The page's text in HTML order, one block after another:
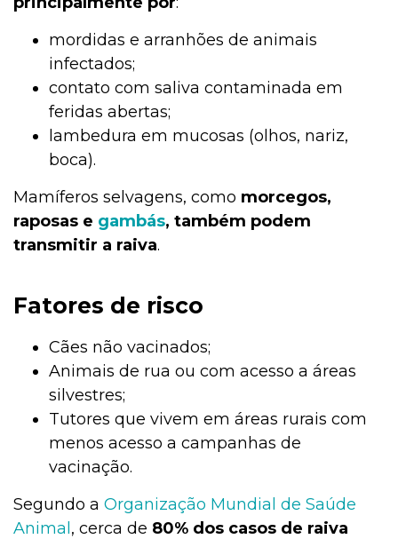
mordidas e arranhões de animais
infectados;
contato com saliva contaminada em
feridas abertas;
lambedura em mucosas (olhos, nariz,
boca).
Mamíferos selvagens, como morcegos,
raposas e gambás, também podem
transmitir a raiva.
Fatores de risco
Cães não vacinados;
Animais de rua ou com acesso a áreas
silvestres;
Tutores que vivem em áreas rurais com
menos acesso a campanhas de
vacinação.
Segundo a Organização Mundial de Saúde
Animal, cerca de 80% dos casos de raiva